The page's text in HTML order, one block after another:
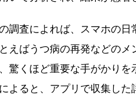
調査によれば、スマホの日
えばうつ病の再発などのメ
驚くほど重要な手がかりを
よると、アプリで収集した